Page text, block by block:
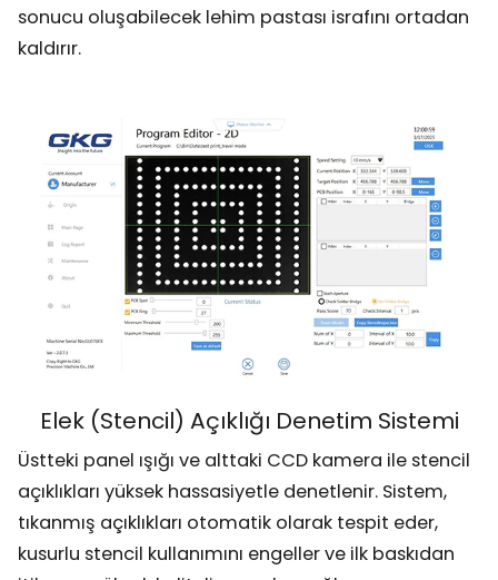
sonucu oluşabilecek lehim pastası israfını ortadan
kaldırır.
Elek (Stencil) Açıklığı Denetim Sistemi
Üstteki panel ışığı ve alttaki CCD kamera ile stencil
açıklıkları yüksek hassasiyetle denetlenir. Sistem,
tıkanmış açıklıkları otomatik olarak tespit eder,
kusurlu stencil kullanımını engeller ve ilk baskıdan